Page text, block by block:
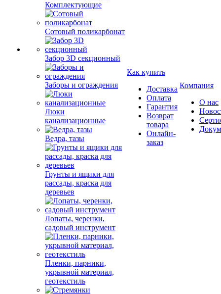
Комплектующие
Сотовый поликарбонат
Забор 3D секционный
Заборы и ограждения
Люки
канализационные
Ведра, тазы
Грунты и ящики для
рассады, краска для
деревьев
Лопаты, черенки,
садовый инструмент
Пленки, парники,
укрывной материал,
геотекстиль
Как купить
Доставка
Оплата
Гарантия
Возврат
товара
Онлайн-
заказ
Компания
О нас